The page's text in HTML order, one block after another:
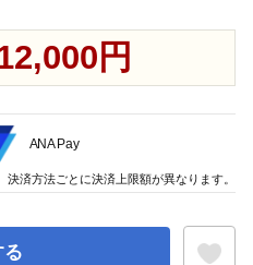
円
ANA Pay
決済方法ごとに決済上限額が異なります。